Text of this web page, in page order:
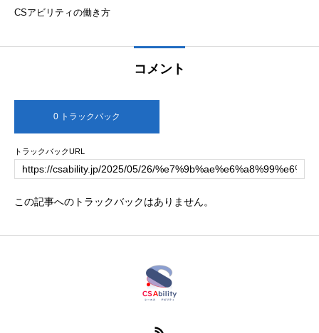
CSアビリティの働き方
コメント
0 トラックバック
トラックバックURL
この記事へのトラックバックはありません。